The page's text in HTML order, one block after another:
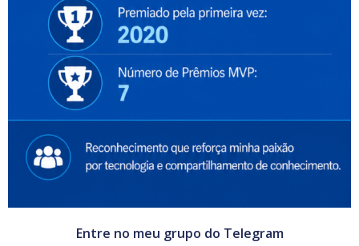
Entre no meu grupo do Telegram